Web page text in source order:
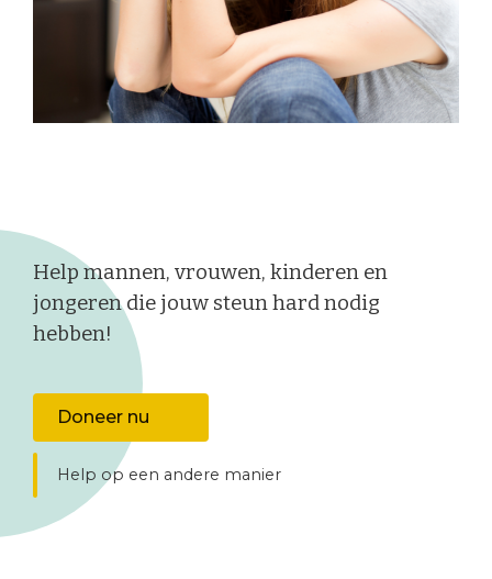
Help mannen, vrouwen, kinderen en
jongeren die jouw steun hard nodig
hebben!
Doneer nu
Help op een andere manier